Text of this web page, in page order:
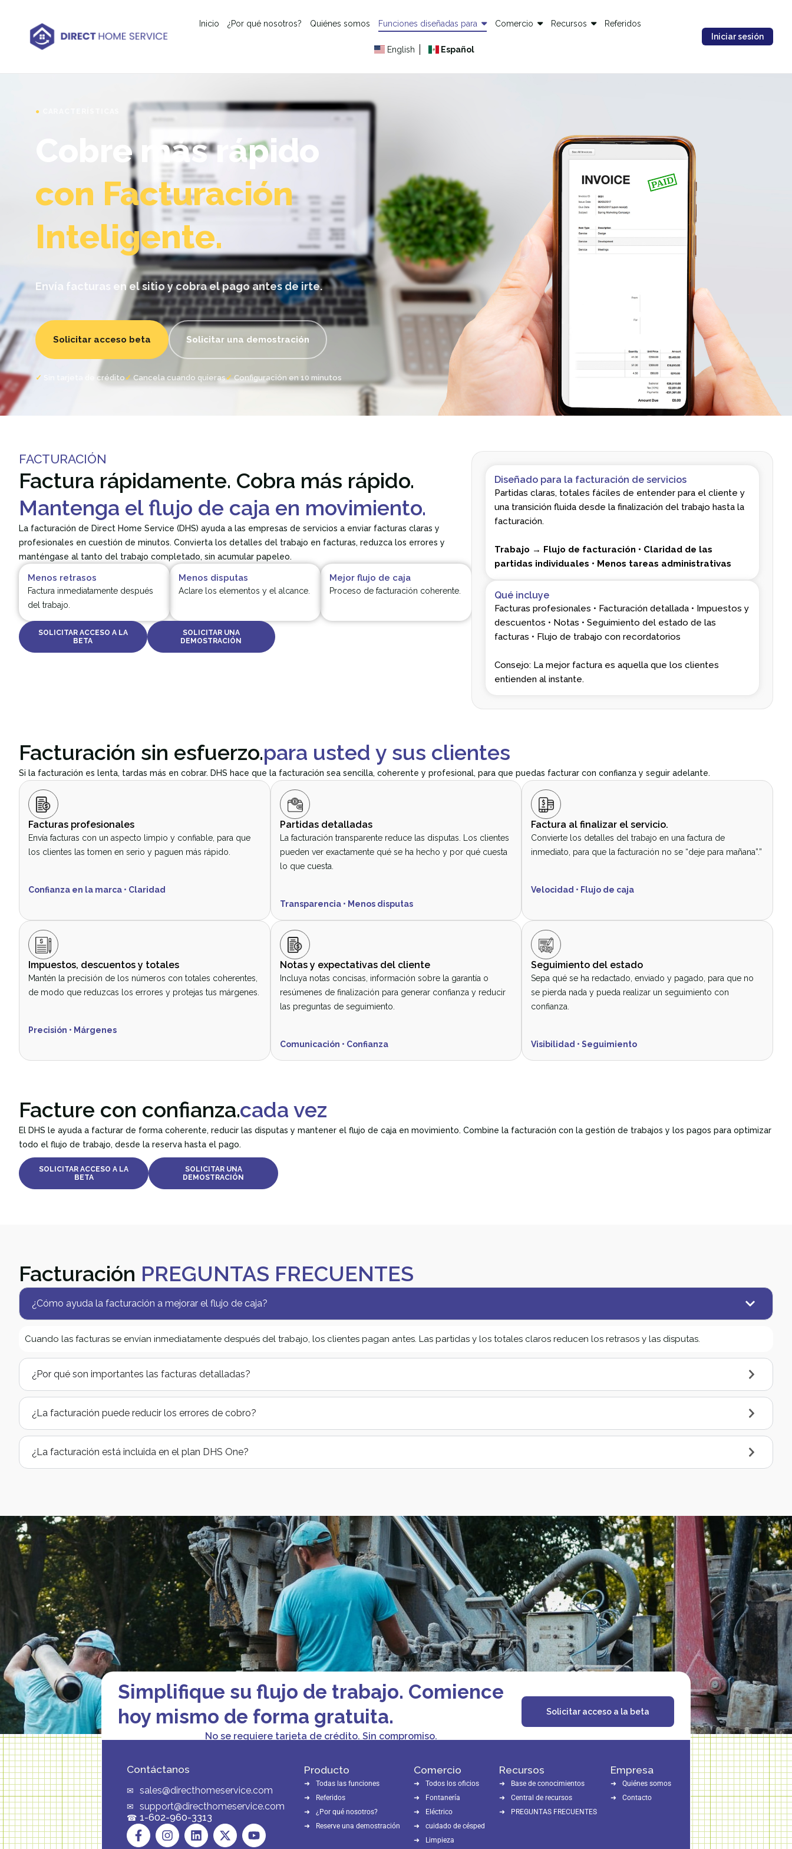
Inicio ¿Por qué nosotros? Quiénes somos Funciones diseñadas para Comercio Recursos Referidos
English Español
Iniciar sesión
Cobre más rápido
con Facturación
Inteligente.
Envía facturas en el sitio y cobra el pago antes de irte.
Solicitar acceso beta Solicitar una demostración
Sin tarjeta de crédito Cancela cuando quieras Configuración en 10 minutos
FACTURACIÓN
Factura rápidamente. Cobra más rápido.
Mantenga el flujo de caja en movimiento.
La facturación de Direct Home Service (DHS) ayuda a las empresas de servicios a enviar facturas claras y
profesionales en cuestión de minutos. Convierta los detalles del trabajo en facturas, reduzca los errores y
manténgase al tanto del trabajo completado, sin acumular papeleo.
Menos retrasos
Factura inmediatamente después
del trabajo.
Menos disputas
Aclare los elementos y el alcance.
Mejor flujo de caja
Proceso de facturación coherente.
SOLICITAR ACCESO A LA
BETA
SOLICITAR UNA
DEMOSTRACIÓN
Diseñado para la facturación de servicios
Partidas claras, totales fáciles de entender para el cliente y
una transición fluida desde la finalización del trabajo hasta la
facturación.
Trabajo → Flujo de facturación • Claridad de las
partidas individuales • Menos tareas administrativas
Qué incluye
Facturas profesionales • Facturación detallada • Impuestos y
descuentos • Notas • Seguimiento del estado de las
facturas • Flujo de trabajo con recordatorios
Consejo: La mejor factura es aquella que los clientes
entienden al instante.
Facturación sin esfuerzo.para usted y sus clientes
Si la facturación es lenta, tardas más en cobrar. DHS hace que la facturación sea sencilla, coherente y profesional, para que puedas facturar con confianza y seguir adelante.
Facturas profesionales
Envía facturas con un aspecto limpio y confiable, para que
los clientes las tomen en serio y paguen más rápido.
Confianza en la marca • Claridad
Partidas detalladas
La facturación transparente reduce las disputas. Los clientes
pueden ver exactamente qué se ha hecho y por qué cuesta
lo que cuesta.
Transparencia • Menos disputas
Factura al finalizar el servicio.
Convierte los detalles del trabajo en una factura de
inmediato, para que la facturación no se “deje para mañana”.”
Velocidad • Flujo de caja
Impuestos, descuentos y totales
Mantén la precisión de los números con totales coherentes,
de modo que reduzcas los errores y protejas tus márgenes.
Precisión • Márgenes
Notas y expectativas del cliente
Incluya notas concisas, información sobre la garantía o
resúmenes de finalización para generar confianza y reducir
las preguntas de seguimiento.
Comunicación • Confianza
Seguimiento del estado
Sepa qué se ha redactado, enviado y pagado, para que no
se pierda nada y pueda realizar un seguimiento con
confianza.
Visibilidad • Seguimiento
Facture con confianza.cada vez
El DHS le ayuda a facturar de forma coherente, reducir las disputas y mantener el flujo de caja en movimiento. Combine la facturación con la gestión de trabajos y los pagos para optimizar
todo el flujo de trabajo, desde la reserva hasta el pago.
SOLICITAR ACCESO A LA
BETA
SOLICITAR UNA
DEMOSTRACIÓN
Facturación PREGUNTAS FRECUENTES
¿Cómo ayuda la facturación a mejorar el flujo de caja?
Cuando las facturas se envían inmediatamente después del trabajo, los clientes pagan antes. Las partidas y los totales claros reducen los retrasos y las disputas.
¿Por qué son importantes las facturas detalladas?
¿La facturación puede reducir los errores de cobro?
¿La facturación está incluida en el plan DHS One?
Simplifique su flujo de trabajo. Comience
hoy mismo de forma gratuita.
No se requiere tarjeta de crédito. Sin compromiso.
Solicitar acceso a la beta
Contáctanos
sales@directhomeservice.com
support@directhomeservice.com
1-602-960-3313
Producto
Todas las funciones
Referidos
¿Por qué nosotros?
Reserve una demostración
Comercio
Todos los oficios
Fontanería
Eléctrico
cuidado de césped
Limpieza
Recursos
Base de conocimientos
Central de recursos
PREGUNTAS FRECUENTES
Empresa
Quiénes somos
Contacto